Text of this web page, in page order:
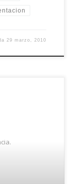
29 marzo, 2010